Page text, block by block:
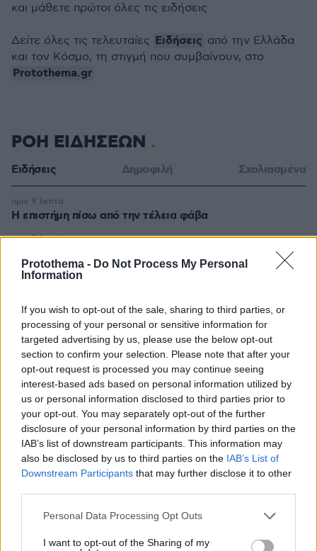
Protothema - Do Not Process My Personal
Information
If you wish to opt-out of the sale, sharing to third parties, or
processing of your personal or sensitive information for
targeted advertising by us, please use the below opt-out
section to confirm your selection. Please note that after your
opt-out request is processed you may continue seeing
interest-based ads based on personal information utilized by
us or personal information disclosed to third parties prior to
your opt-out. You may separately opt-out of the further
disclosure of your personal information by third parties on the
IAB’s list of downstream participants. This information may
also be disclosed by us to third parties on the IAB’s List of
Downstream Participants that may further disclose it to other
Please note that this website/app uses one or more Google
not limited to your visit or usage behaviour. You may click to
Personal Data Processing Opt Outs
I want to opt-out of the Sharing of my
και μάθετε πρώτοι όλες τις ειδήσεις
Δείτε όλες τις τελευταίες Ειδήσεις από την Ελλάδα
και τον Κόσμο, τη στιγμή που συμβαίνουν, στο
Protothema.gr
ΡΟΗ ΕΙΔΗΣΕΩΝ
Ειδήσεις Δημοφιλή Σχολιασμένα
Η επιστήμη πίσω από την τέλεια φάβα
πριν 9 λεπτά
Κόκκινο κρέας: Αυξάνει κατά 49% τον κίνδυνο διαβήτη
– Με τι να το αντικαταστήσετε
πριν 9 λεπτά
Γονικές παροχές: Οι παγίδες στις μεταφορές χρημάτων
που μπορεί να κοστίσουν σε φόρο
Συγκλονιστικό βίντεο από χειρουργείο την ώρα του
σεισμού των 7,1R στην Ιαπωνία: Τα πάντα κλυδωνίζονται,
δύο προσπάθησαν να προστατεύσουν τον ασθενή
πριν 19 λεπτά
Οι τελευταίες ημέρες του κουταβιού που ζούσε με
λύκους στην Κεντρική Μακεδονία - Γιατί δεν
περισυνελέγη
πριν 25 λεπτά
Μητσιά να τραγουδάει τον «Γιάννη τον φονιά»; Πού
σταματάει ο νόμος για τα πνευματικά δικαιώματα
πριν 27 λεπτά